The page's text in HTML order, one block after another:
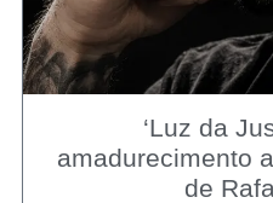
‘Luz da
amadurecimento
de